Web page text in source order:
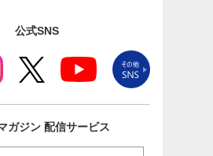
公式SNS
ガジン 配信サービス